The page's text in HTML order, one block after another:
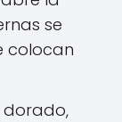
se
colocan
dorado,